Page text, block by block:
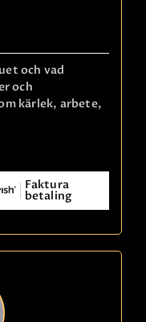
och vad
och
kärlek, arbete,
Faktura
betaling